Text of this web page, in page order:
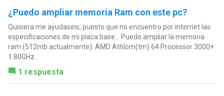
¿Puedo ampliar memoria Ram con este pc?
Quisiera me ayudaseis, puesto que no encuentro por internet las
especificaciones de mi placa base... Puedo ampliar la memoria
ram (512mb actualmente): AMD Athlom(tm) 64 Processor 3000+
1.80GHz.
1 respuesta